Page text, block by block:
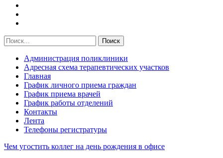
Администрация поликлиники
Адресная схема терапевтических участков
Главная
График личного приема граждан
График приема врачей
График работы отделений
Контакты
Лента
Телефоны регистратуры
Чем угостить коллег на день рождения в офисе